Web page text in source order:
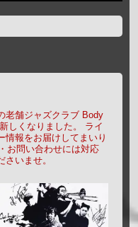
老舗ジャズクラブ Body
しくなりました。
ライ
情報をお届けしてまいり
お問い合わせには対応
いませ。